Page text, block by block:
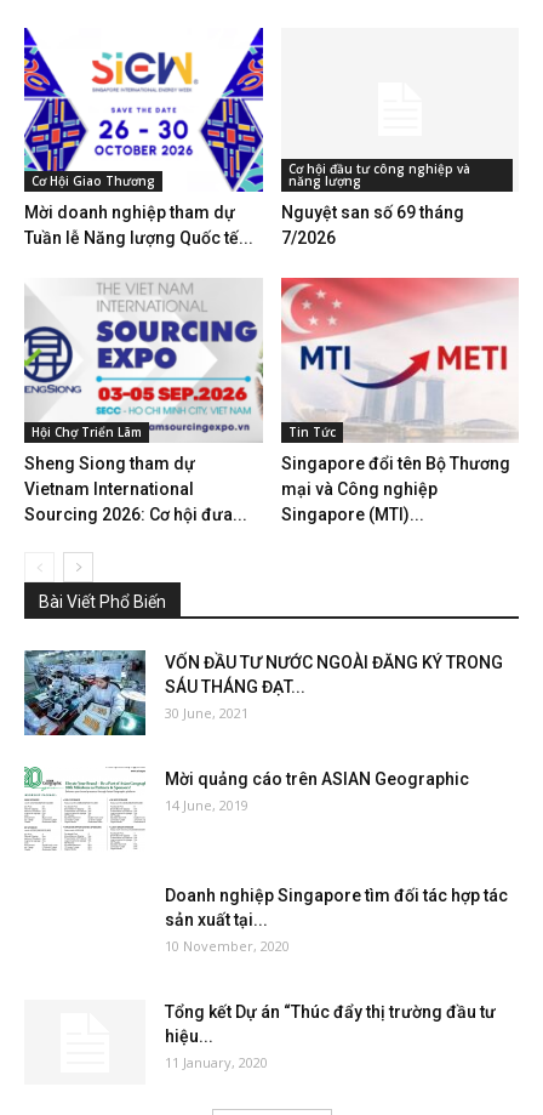
Cơ Hội Giao Thương
Mời doanh nghiệp tham dự
Tuần lễ Năng lượng Quốc tế...
Cơ hội đầu tư công nghiệp và
năng lượng
Nguyệt san số 69 tháng
7/2026
Hội Chợ Triển Lãm
Sheng Siong tham dự
Vietnam International
Sourcing 2026: Cơ hội đưa...
Tin Tức
Singapore đổi tên Bộ Thương
mại và Công nghiệp
Singapore (MTI)...
Bài Viết Phổ Biến
VỐN ĐẦU TƯ NƯỚC NGOÀI ĐĂNG KÝ TRONG
SÁU THÁNG ĐẠT...
30 June, 2021
Mời quảng cáo trên ASIAN Geographic
14 June, 2019
Doanh nghiệp Singapore tìm đối tác hợp tác
sản xuất tại...
10 November, 2020
Tổng kết Dự án “Thúc đẩy thị trường đầu tư
hiệu...
11 January, 2020